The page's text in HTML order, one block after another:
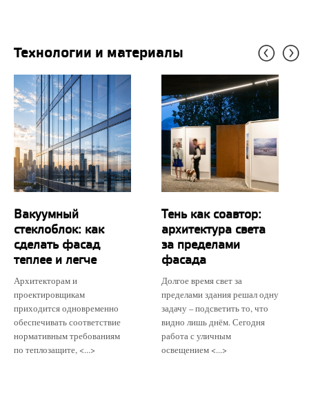
Технологии и материалы
Вакуумный
стеклоблок: как
сделать фасад
теплее и легче
Архитекторам и
проектировщикам
приходится одновременно
обеспечивать соответствие
нормативным требованиям
по теплозащите, <...>
Тень как соавтор:
архитектура света
за пределами
фасада
Долгое время свет за
пределами здания решал одну
задачу – подсветить то, что
видно лишь днём. Сегодня
работа с уличным
освещением <...>